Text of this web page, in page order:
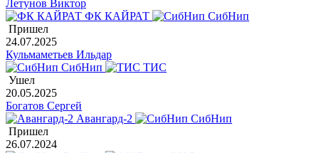
Летунов Виктор
ФК КАЙРАТ
СибНип
Пришел
24.07.2025
Кульмаметьев Ильдар
СибНип
ТИС
Ушел
20.05.2025
Богатов Сергей
Авангард-2
СибНип
Пришел
26.07.2024